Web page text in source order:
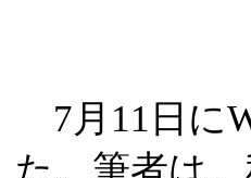
7月11日に